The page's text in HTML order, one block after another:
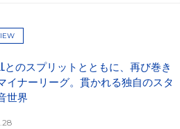
とのスプリットとともに、再び巻き
イナーリーグ。貫かれる独自のスタ
世界